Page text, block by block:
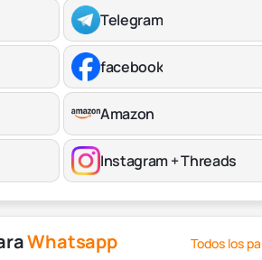
Telegram
facebook
Amazon
Instagram + Threads
Whatsapp Todos los